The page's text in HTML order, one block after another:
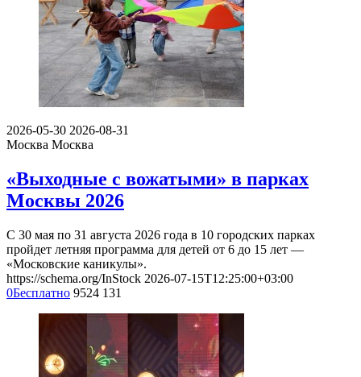
2026-05-30 2026-08-31
Москва Москва
«Выходные с вожатыми» в парках
Москвы 2026
С 30 мая по 31 августа 2026 года в 10 городских парках
пройдет летняя программа для детей от 6 до 15 лет —
«Московские каникулы».
https://schema.org/InStock 2026-07-15T12:25:00+03:00
0Бесплатно 9524 131